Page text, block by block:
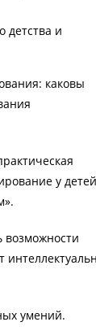
детства и
каковы
у
возможности
умений.